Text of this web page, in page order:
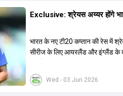
Wed - 03 Jun 2026
Exclusive: श्रेयस अय्यर होंगे
भारत के नए टी20 कप्तान की रेस में
सीरीज के लिए आयरलैंड और इंग्लैंड के